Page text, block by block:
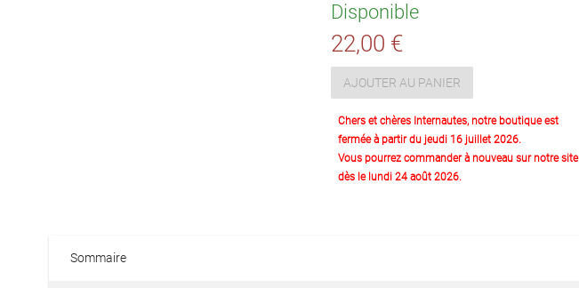
Disponible
22,00 €
AJOUTER AU PANIER
Chers et chères Internautes, notre boutique est
fermée à partir du jeudi 16 juillet 2026.
Vous pourrez commander à nouveau sur notre site
dès le lundi 24 août 2026.
Sommaire